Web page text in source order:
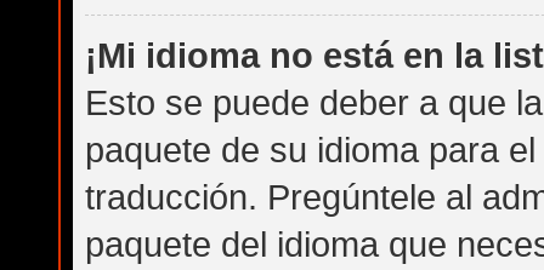
¡Mi idioma no está en la
Esto se puede deber a que
paquete de su idioma para
traducción. Pregúntele al
paquete del idioma que